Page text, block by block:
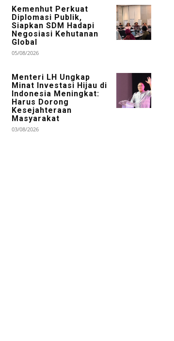
Kemenhut Perkuat
Diplomasi Publik,
Siapkan SDM Hadapi
Negosiasi Kehutanan
Global
05/08/2026
Menteri LH Ungkap
Minat Investasi Hijau di
Indonesia Meningkat:
Harus Dorong
Kesejahteraan
Masyarakat
03/08/2026